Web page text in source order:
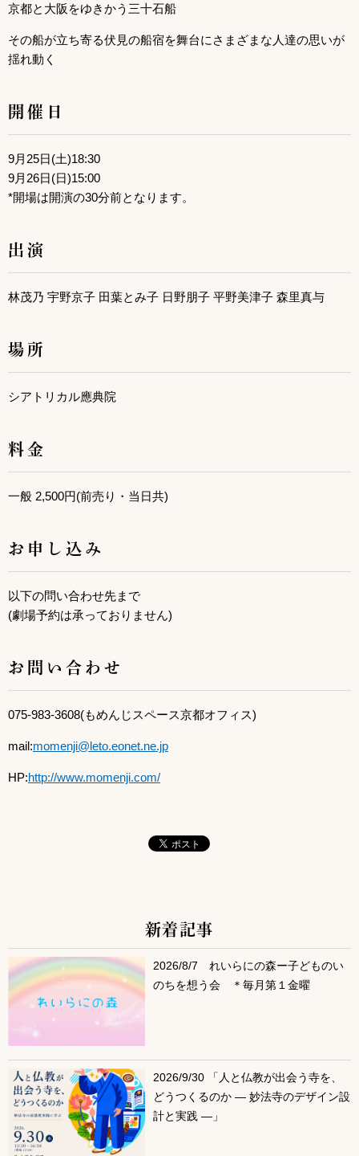
京都と大阪をゆきかう三十石船
その船が立ち寄る伏見の船宿を舞台にさまざまな人達の思いが
揺れ動く
開催日
9月25日(土)18:30
9月26日(日)15:00
*開場は開演の30分前となります。
出演
林茂乃 宇野京子 田葉とみ子 日野朋子 平野美津子 森里真与
場所
シアトリカル應典院
料金
一般 2,500円(前売り・当日共)
お申し込み
以下の問い合わせ先まで
(劇場予約は承っておりません)
お問い合わせ
075-983-3608(もめんじスペース京都オフィス)
mail:momenji@leto.eonet.ne.jp
HP:http://www.momenji.com/
サブコンテンツ
新着記事
2026/8/7 れいらにの森ー子どものい
のちを想う会 ＊毎月第１金曜
2026/9/30 「人と仏教が出会う寺を、
どうつくるのか ― 妙法寺のデザイン設
計と実践 ―」